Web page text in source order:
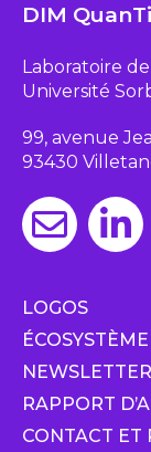
DIM
Laboratoire
Université
99, avenue
93430
LOGOS
RAPPORT
CONTACT ET